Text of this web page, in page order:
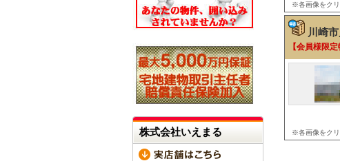
※各画像をク
川崎
【会員様限
※各画像をク
株式会社いえまる